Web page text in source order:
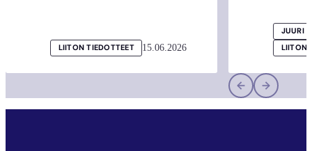
LIITON TIEDOTTEET 15.06.2026
JUURI
LIITON